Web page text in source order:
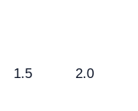
1.5 2.0